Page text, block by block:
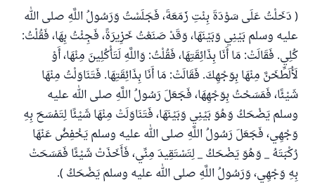
( دَخَلْتُ عَلَى سَوْدَةَ بِنْتِ زَمَعَةَ، فَجَلَسْتُ وَرَسُولُ اللَّهِ صلى الله
عليه وسلم بَيْنِي وَبَيْنَهَا، وَقَدْ صَنَعْتُ خَزِيرَةً، فَجِئْتُ بِهَا، فَقُلْتُ:
كُلِي. فَقَالَتْ: مَا أَنَا بِذَائِقَتِهَا، فَقُلْتُ: وَاللَّهِ لَتَأْكُلِينَ مِنْهَا، أَوْ
لَأُلَطِّخَنَّ مِنْهَا بِوَجْهِكَ. فَقَالَتْ: مَا أَنَا بِذَائِقَتِهَا. فَتَنَاوَلْتُ مِنْهَا
شَيْئًا، فَمَسَحْتُ بِوَجْهِهَا، فَجَعَلَ رَسُولُ اللَّهِ صلى الله عليه
وسلم يَضْحَكُ وَهُوَ بَيْنِي وَبَيْنَهَا، فَتَنَاوَلَتْ مِنْهَا شَيْئًا لِتَمْسَحَ بِهِ
وَجْهِي، فَجَعَلَ رَسُولُ اللَّهِ صلى الله عليه وسلم يَخْفِضُ عَنْهَا
رُكْبَتَهُ _ وَهُوَ يَضْحَكُ _ لِتَسْتَقِيدَ مِنِّي، فَأَخَذَتْ شَيْئًا فَمَسَحَتْ
بِهِ وَجْهِي، وَرَسُولُ اللَّهِ صلى الله عليه وسلم يَضْحَكُ ).